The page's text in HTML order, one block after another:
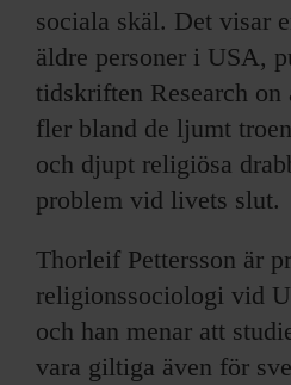
ANNONSERA I F&F
OM F&F
sociala skäl. Det visar
äldre personer i USA,
tidskriften Research
fler bland de ljumt
och djupt religiösa
problem vid livets slut.
Thorleif Pettersson är
religionssociologi vid
och han menar att
vara giltiga även för